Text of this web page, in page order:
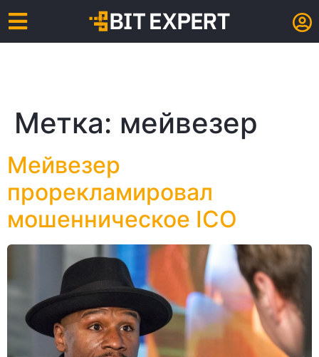
Метка: мейвезер
Мейвезер
прорекламировал
мошенническое ICO